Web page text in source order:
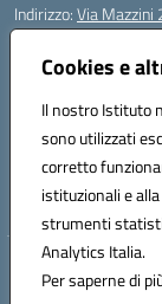
Cookies e
Il nostro Istituto
sono utilizzati
corretto
istituzionali e
strumenti
Analytics Italia.
Per saperne di
Indirizzo:Via Mazzini
Centralino:
Posta elettronica
Codice fiscale:
Codice
Codice Indice delle
Codice unico di